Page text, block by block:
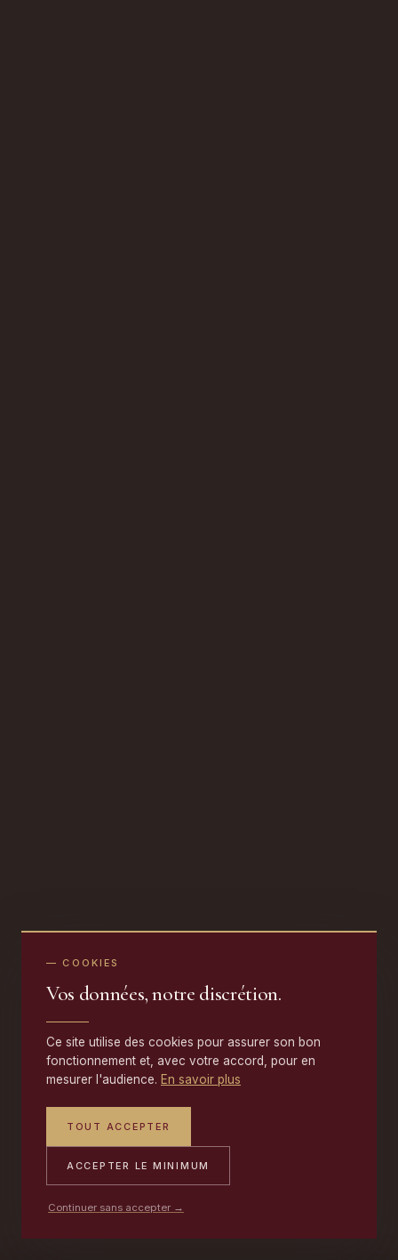
— COOKIES
Vos données, notre discrétion.
Ce site utilise des cookies pour assurer son bon
fonctionnement et, avec votre accord, pour en
mesurer l'audience. En savoir plus
TOUT ACCEPTER
ACCEPTER LE MINIMUM
Continuer sans accepter →